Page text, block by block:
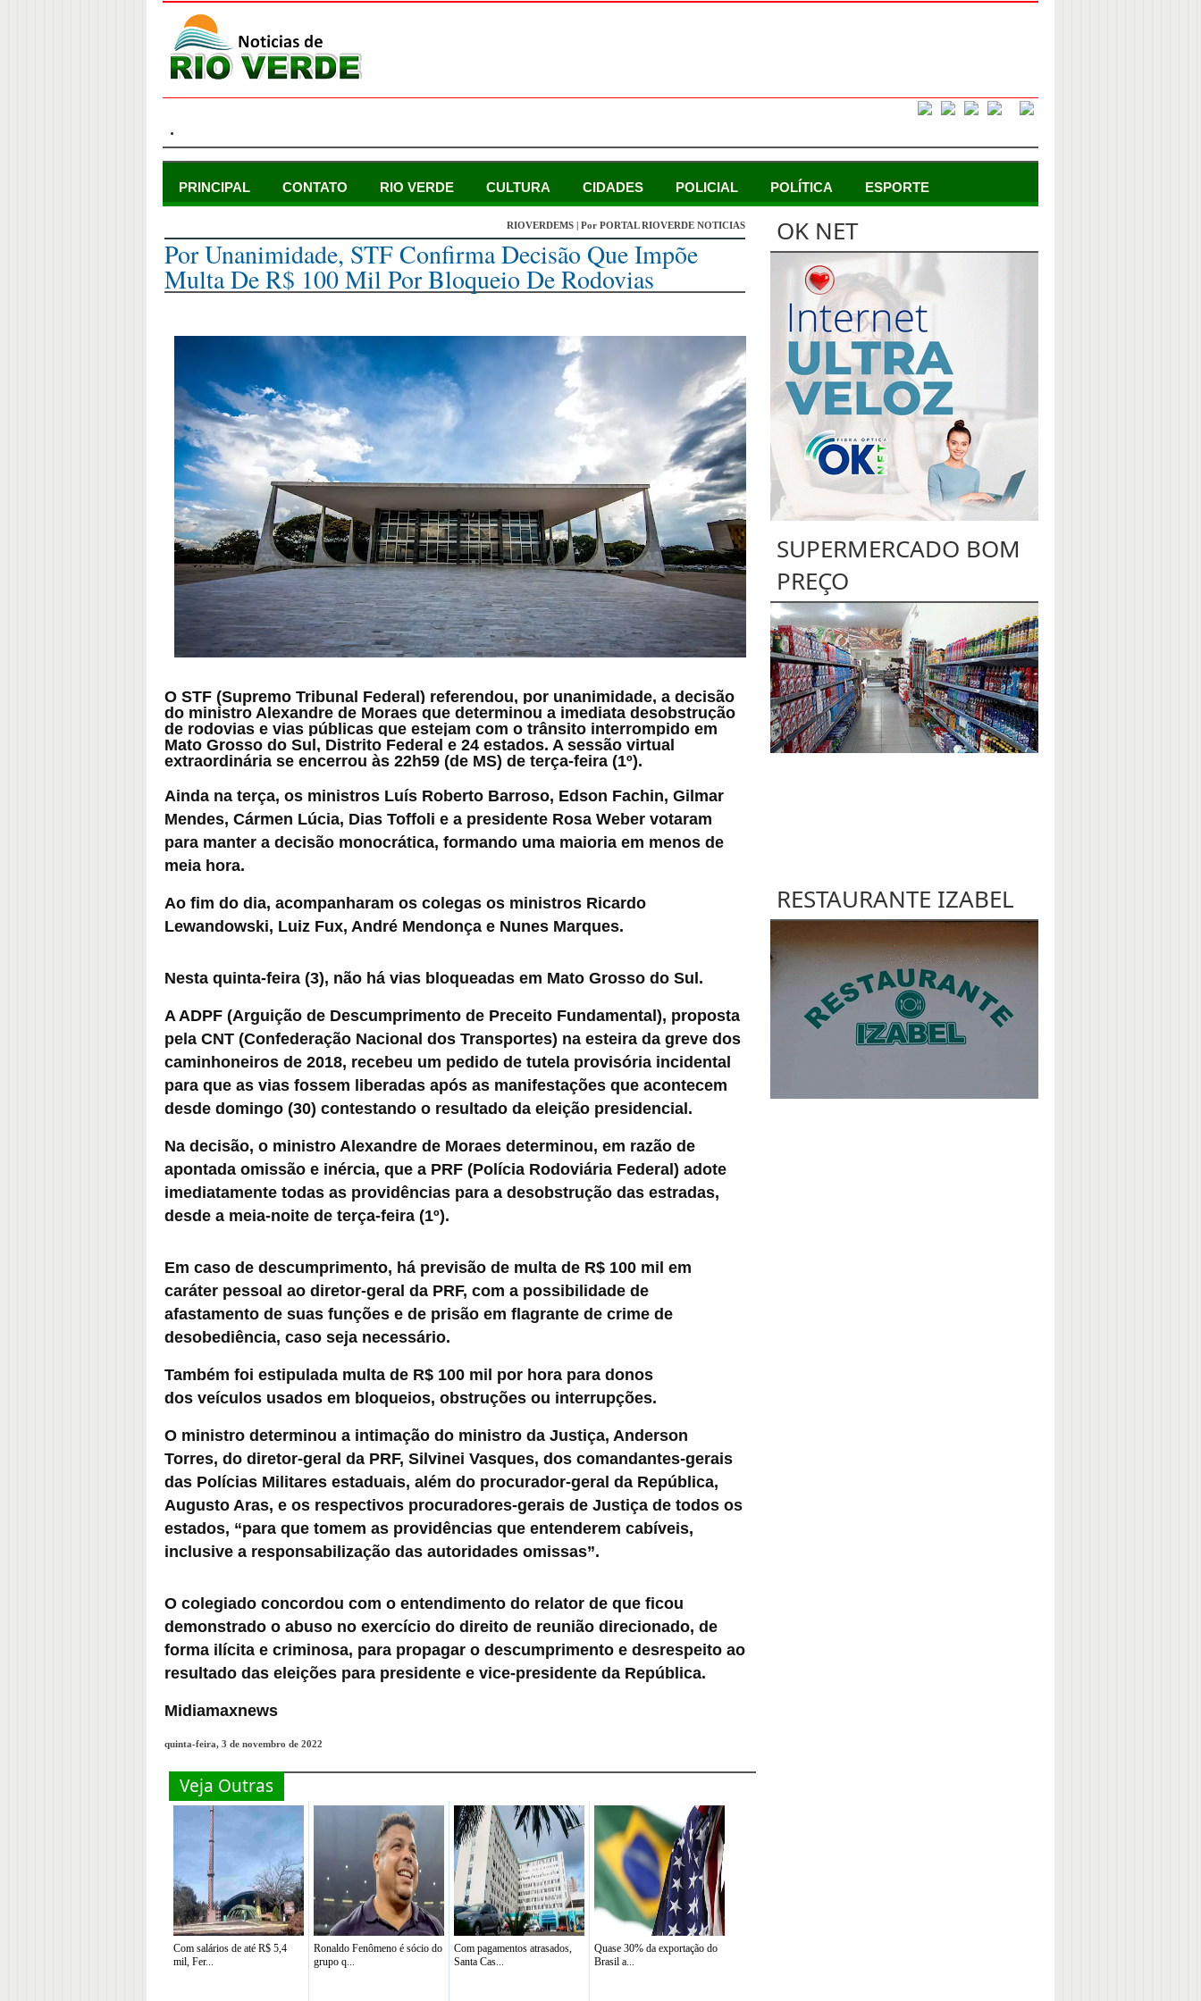
.
PRINCIPAL CONTATO RIO VERDE CULTURA CIDADES POLICIAL POLÍTICA ESPORTE
RIOVERDEMS | Por PORTAL RIOVERDE NOTICIAS
Por Unanimidade, STF Confirma Decisão Que Impõe
Multa De R$ 100 Mil Por Bloqueio De Rodovias
O STF (Supremo Tribunal Federal) referendou, por unanimidade, a decisão
do ministro Alexandre de Moraes que determinou a imediata desobstrução
de rodovias e vias públicas que estejam com o trânsito interrompido em
Mato Grosso do Sul, Distrito Federal e 24 estados. A sessão virtual
extraordinária se encerrou às 22h59 (de MS) de terça-feira (1º).
Ainda na terça, os ministros Luís Roberto Barroso, Edson Fachin, Gilmar
Mendes, Cármen Lúcia, Dias Toffoli e a presidente Rosa Weber votaram
para manter a decisão monocrática, formando uma maioria em menos de
meia hora.
Ao fim do dia, acompanharam os colegas os ministros Ricardo
Lewandowski, Luiz Fux, André Mendonça e Nunes Marques.
Nesta quinta-feira (3), não há vias bloqueadas em Mato Grosso do Sul .
A ADPF (Arguição de Descumprimento de Preceito Fundamental), proposta
pela CNT (Confederação Nacional dos Transportes) na esteira da greve dos
caminhoneiros de 2018, recebeu um pedido de tutela provisória incidental
para que as vias fossem liberadas após as manifestações que acontecem
desde domingo (30) contestando o resultado da eleição presidencial.
Na decisão, o ministro Alexandre de Moraes determinou, em razão de
apontada omissão e inércia, que a PRF (Polícia Rodoviária Federal) adote
imediatamente todas as providências para a desobstrução das estradas,
desde a meia-noite de terça-feira (1º).
Em caso de descumprimento, há previsão de multa de R$ 100 mil em
caráter pessoal ao diretor-geral da PRF, com a possibilidade de
afastamento de suas funções e de prisão em flagrante de crime de
desobediência, caso seja necessário.
Também foi estipulada multa de R$ 100 mil por hora para donos
dos veículos usados em bloqueios, obstruções ou interrupções.
O ministro determinou a intimação do ministro da Justiça, Anderson
Torres, do diretor-geral da PRF, Silvinei Vasques, dos comandantes-gerais
das Polícias Militares estaduais, além do procurador-geral da República,
Augusto Aras, e os respectivos procuradores-gerais de Justiça de todos os
estados, “para que tomem as providências que entenderem cabíveis,
inclusive a responsabilização das autoridades omissas”.
O colegiado concordou com o entendimento do relator de que ficou
demonstrado o abuso no exercício do direito de reunião direcionado, de
forma ilícita e criminosa, para propagar o descumprimento e desrespeito ao
resultado das eleições para presidente e vice-presidente da República.
Midiamaxnews
quinta-feira, 3 de novembro de 2022
Veja Outras
Com salários de até R$ 5,4
mil, Fer...
Ronaldo Fenômeno é sócio do
grupo q...
Com pagamentos atrasados,
Santa Cas...
Quase 30% da exportação do
Brasil a...
OK NET
SUPERMERCADO BOM
PREÇO
RESTAURANTE IZABEL